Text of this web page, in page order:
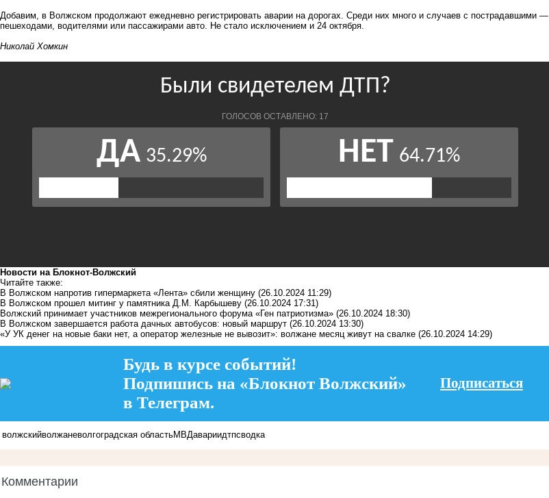
Добавим, в Волжском продолжают ежедневно регистрировать аварии на дорогах . Среди них много и случаев с пострадавшими —
пешеходами, водителями или пассажирами авто. Не стало исключением и 24 октября.
Николай Хомкин
Новости на Блoкнoт-Волжский
Читайте также:
В Волжском напротив гипермаркета «Лента» сбили женщину (26.10.2024 11:29)
В Волжском прошел митинг у памятника Д.М. Карбышеву (26.10.2024 17:31)
Волжский принимает участников межрегионального форума «Ген патриотизма» (26.10.2024 18:30)
В Волжском завершается работа дачных автобусов: новый маршрут (26.10.2024 13:30)
«У УК денег на новые баки нет, а оператор железные не вывозит»: волжане месяц живут на свалке (26.10.2024 14:29)
Будь в курсе событий!
Подпишись на «Блокнот Волжский»
в Телеграм.
Подписаться
волжскийволжаневолгоградская областьМВДавариидтпсводка
Комментарии